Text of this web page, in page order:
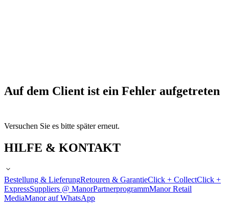
Auf dem Client ist ein Fehler aufgetreten
Versuchen Sie es bitte später erneut.
HILFE & KONTAKT
Bestellung & LieferungRetouren & GarantieClick + CollectClick +
ExpressSuppliers @ ManorPartnerprogrammManor Retail
MediaManor auf WhatsApp